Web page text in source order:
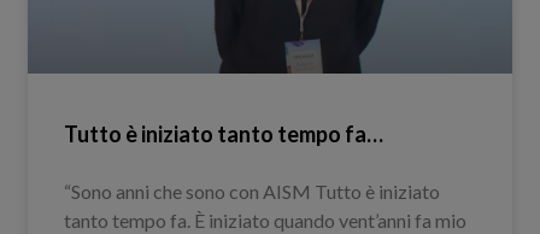
Tutto è iniziato tanto tempo fa…
“Sono anni che sono con AISM Tutto è iniziato
tanto tempo fa. È iniziato quando vent’anni fa mio